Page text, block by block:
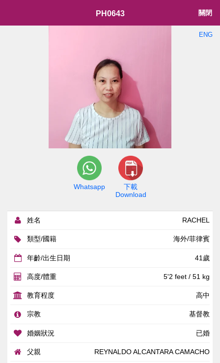
PH0643 關閉
ENG
Whatsapp
下載
Download
姓名 RACHEL
類型/國籍 海外/菲律賓
年齡/出生日期 41歲
高度/體重 5'2 feet / 51 kg
教育程度 高中
宗教 基督教
婚姻狀況 已婚
父親 REYNALDO ALCANTARA CAMACHO